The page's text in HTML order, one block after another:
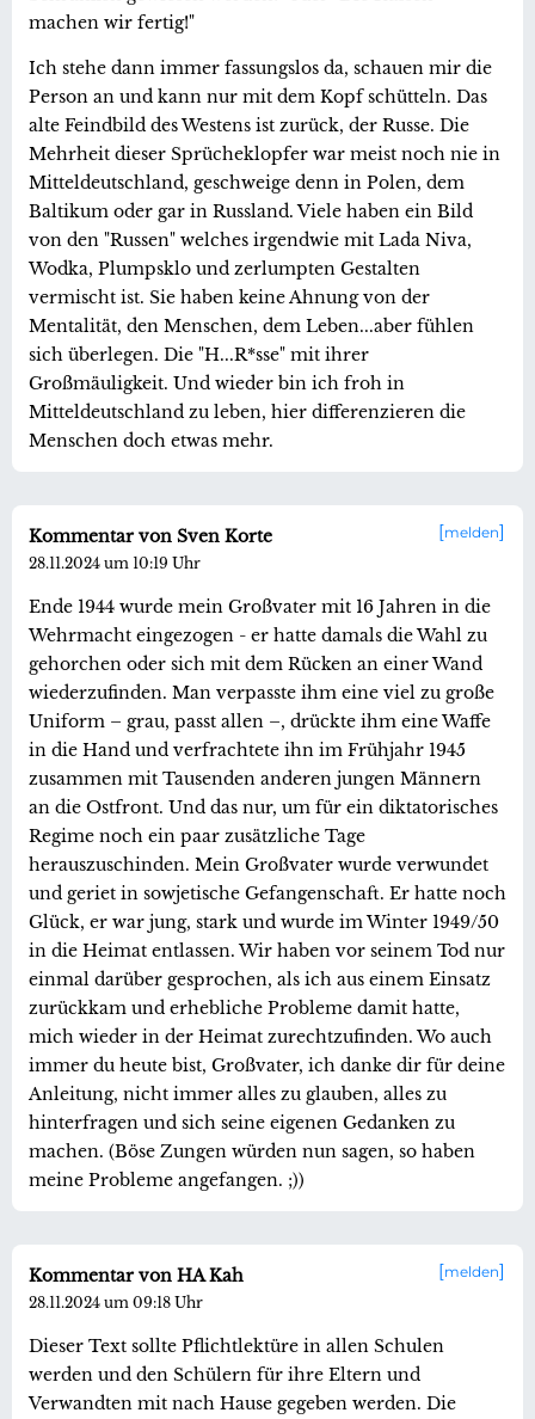
machen wir fertig!"
Ich stehe dann immer fassungslos da, schauen mir die
Person an und kann nur mit dem Kopf schütteln. Das
alte Feindbild des Westens ist zurück, der Russe. Die
Mehrheit dieser Sprücheklopfer war meist noch nie in
Mitteldeutschland, geschweige denn in Polen, dem
Baltikum oder gar in Russland. Viele haben ein Bild
von den "Russen" welches irgendwie mit Lada Niva,
Wodka, Plumpsklo und zerlumpten Gestalten
vermischt ist. Sie haben keine Ahnung von der
Mentalität, den Menschen, dem Leben...aber fühlen
sich überlegen. Die "H...R*sse" mit ihrer
Großmäuligkeit. Und wieder bin ich froh in
Mitteldeutschland zu leben, hier differenzieren die
Menschen doch etwas mehr.
melden
Kommentar von Sven Korte
28.11.2024 um 10:19 Uhr
Ende 1944 wurde mein Großvater mit 16 Jahren in die
Wehrmacht eingezogen - er hatte damals die Wahl zu
gehorchen oder sich mit dem Rücken an einer Wand
wiederzufinden. Man verpasste ihm eine viel zu große
Uniform – grau, passt allen –, drückte ihm eine Waffe
in die Hand und verfrachtete ihn im Frühjahr 1945
zusammen mit Tausenden anderen jungen Männern
an die Ostfront. Und das nur, um für ein diktatorisches
Regime noch ein paar zusätzliche Tage
herauszuschinden. Mein Großvater wurde verwundet
und geriet in sowjetische Gefangenschaft. Er hatte noch
Glück, er war jung, stark und wurde im Winter 1949/50
in die Heimat entlassen. Wir haben vor seinem Tod nur
einmal darüber gesprochen, als ich aus einem Einsatz
zurückkam und erhebliche Probleme damit hatte,
mich wieder in der Heimat zurechtzufinden. Wo auch
immer du heute bist, Großvater, ich danke dir für deine
Anleitung, nicht immer alles zu glauben, alles zu
hinterfragen und sich seine eigenen Gedanken zu
machen. (Böse Zungen würden nun sagen, so haben
meine Probleme angefangen. ;))
melden
Kommentar von HA Kah
28.11.2024 um 09:18 Uhr
Dieser Text sollte Pflichtlektüre in allen Schulen
werden und den Schülern für ihre Eltern und
Verwandten mit nach Hause gegeben werden. Die